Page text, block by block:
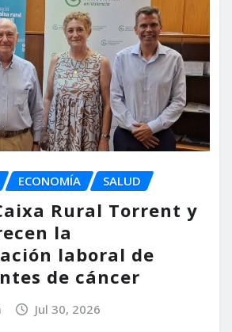
ECONOMÍA SALUD
Rural Torrent y
la
laboral de
de cáncer
Jul 30, 2026